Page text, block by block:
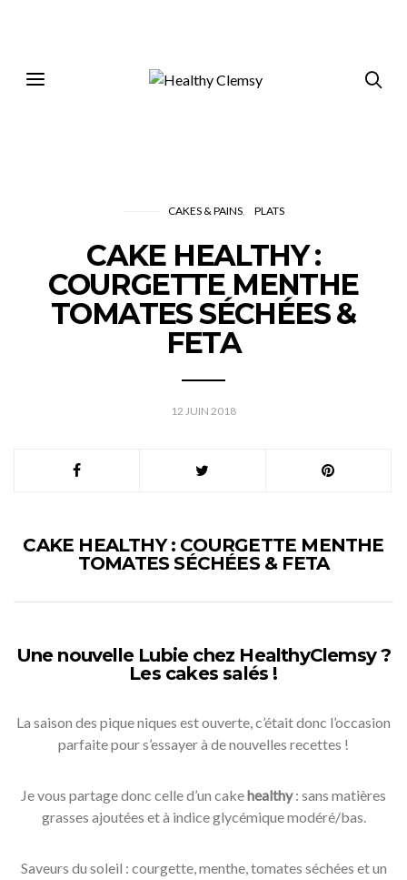
CAKES & PAINS PLATS
CAKE HEALTHY :
COURGETTE MENTHE
TOMATES SÉCHÉES &
FETA
12 JUIN 2018
CAKE HEALTHY : COURGETTE MENTHE
TOMATES SÉCHÉES & FETA
Une nouvelle Lubie chez HealthyClemsy ?
Les cakes salés !
La saison des pique niques est ouverte, c’était donc l’occasion
parfaite pour s’essayer à de nouvelles recettes !
Je vous partage donc celle d’un cakehealthy: sans matières
grasses ajoutées et à indice glycémique modéré/bas.
Saveurs du soleil : courgette, menthe, tomates séchées et un